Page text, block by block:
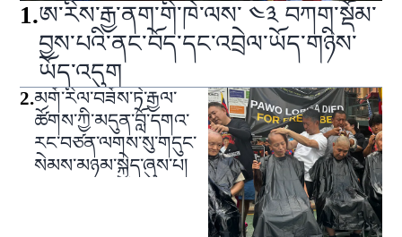
1.ཨ་རིས་རྒྱ་ནག་གི་ཁེ་ལས་ ༤༣ བཀག་སྡོམ་
བྱས་པའི་ནང་བོད་དང་འབྲེལ་ཡོད་གཉིས་
ཡོད་འདུག
2.མགོ་རིལ་བཟོས་ཏེ་རྒྱལ་
ཚོགས་ཀྱི་མདུན་བློ་དགའ་
རང་བཙན་ལགས་སུ་གདུང་
སེམས་མཉམ་སྐྱེད་ཞུས་པ།